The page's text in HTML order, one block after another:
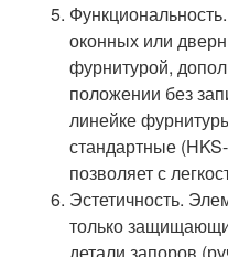
оконных или
фурнитурой,
положении без
линейке
стандартные
позволяет с
Эстетичность.
только